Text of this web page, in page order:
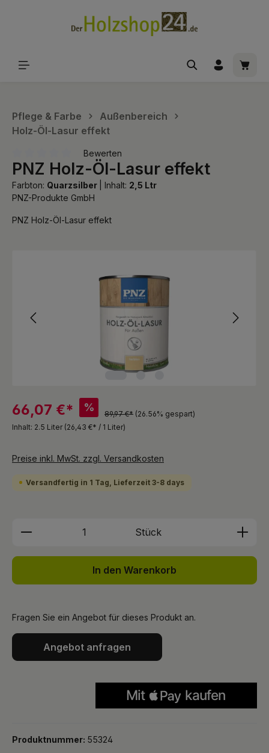
Pflege & Farbe
Außenbereich
Holz-Öl-Lasur effekt
Durchschnittliche Bewertung von 0 von 5 Sternen
Bewerten
PNZ Holz-Öl-Lasur effekt
Farbton: Quarzsilber Inhalt: 2,5 Ltr
PNZ-Produkte GmbH
PNZ Holz-Öl-Lasur effekt
66,07 €* %
89,97 €* (26.56% gespart)
Inhalt: 2.5 Liter (26,43 €* / 1 Liter)
Preise inkl. MwSt. zzgl. Versandkosten
Versandfertig in 1 Tag, Lieferzeit 3-8 days
Produkt Anzahl: Gib den
Stück
In den Warenkorb
Fragen Sie ein Angebot für dieses Produkt an.
Angebot anfragen
Produktnummer: 55324